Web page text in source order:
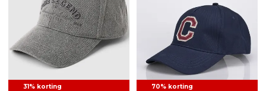
31% korting 70% korting